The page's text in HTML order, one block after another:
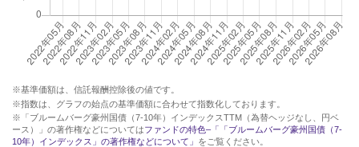
※基準価額は、信託報酬控除後の値です。
※指数は、グラフの始点の基準価額に合わせて指数化しております。
※「ブルームバーグ豪州国債（7-10年）インデックスTTM（為替ヘッジなし、円ベ
ース）」の著作権などについてはファンドの特色–「「ブルームバーグ豪州国債（7-
10年）インデックス」の著作権などについて」 をご覧ください。